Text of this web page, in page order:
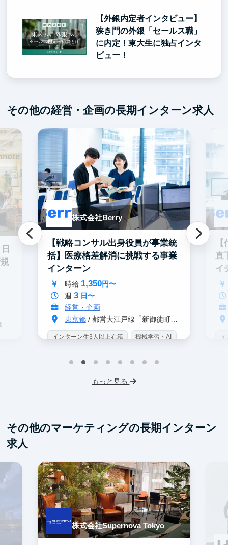
【外銀内定者インタビュー】
狭き門の外銀「セールス職」
に内定！東大生に独占インタ
ビュー！
その他の経営・企画の長期インターン求人
株式会社Berry
【戦略コンサル出身役員が事業統
括】医療格差解消に挑戦する事業
インターン
時給 1,350円〜
週 3日〜
経営・企画
東京都/ 都営大江戸線「新御徒町駅」 A4出口 徒歩3分
インターン生3人以上在籍 機械学習・AI
直
イ
ン
もっと見る
その他のマーケティングの長期インターン
求人
株式会社Supernova Tokyo